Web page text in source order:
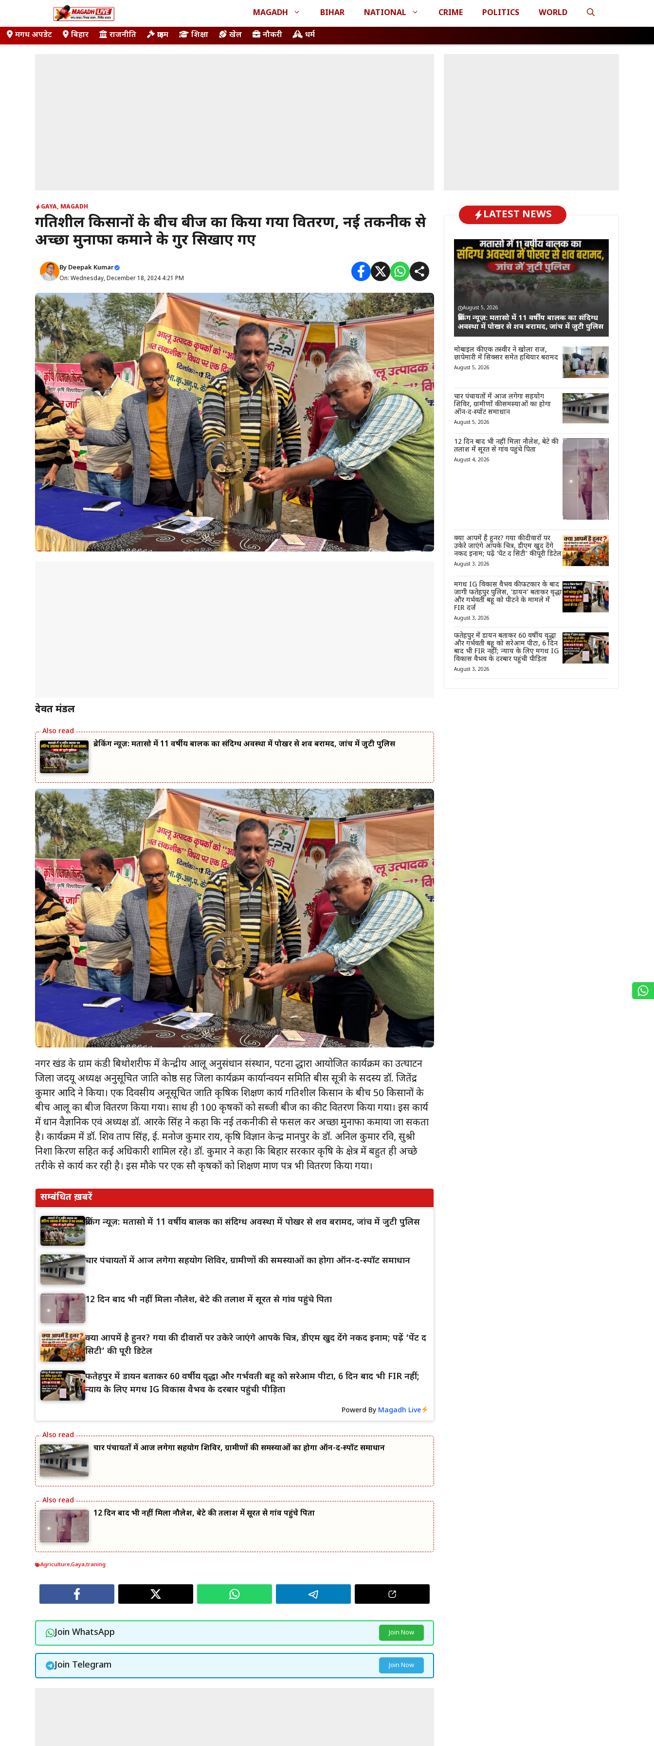
content
MAGADH BIHAR NATIONAL CRIME POLITICS WORLD
मगध अपडेट बिहार राजनीति क्राइम शिक्षा खेल नौकरी धर्म
GAYA, MAGADH
प्रगतिशील किसानों के बीच बीज का किया गया वितरण, नई तकनीक से
अच्छा मुनाफा कमाने के गुर सिखाए गए
By Deepak Kumar
On: Wednesday, December 18, 2024 4:21 PM
देवब्रत मंडल
ब्रेकिंग न्यूज़: मतासो में 11 वर्षीय बालक का संदिग्ध अवस्था में पोखर से शव बरामद, जांच में जुटी पुलिस
नगर प्रखंड के ग्राम कंडी बिथोशरीफ में केन्द्रीय आलू अनुसंधान संस्थान, पटना द्धारा आयोजित कार्यक्रम का उत्घाटन
जिला जदयू अध्यक्ष अनुसूचित जाति प्रकोष्ठ सह जिला कार्यक्रम कार्यान्वयन समिति बीस सूत्री के सदस्य डॉ. जितेंद्र
कुमार आदि ने किया। एक दिवसीय अनूसूचित जाति कृषिक प्रशिक्षण कार्य प्रगतिशील किसान के बीच 50 किसानों के
बीच आलू का बीज वितरण किया गया। साथ ही 100 कृषकों को सब्जी बीज का कीट वितरण किया गया। इस कार्य
में प्रधान वैज्ञानिक एवं अध्यक्ष डॉ. आरके सिंह ने कहा कि नई तकनीकी से फसल कर अच्छा मुनाफा कमाया जा सकता
है। कार्यक्रम में डॉ. शिव प्रताप सिंह, ई. मनोज कुमार राय, कृषि विज्ञान केन्द्र मानपुर के डॉ. अनिल कुमार रवि, सुश्री
निशा किरण सहित कई अधिकारी शामिल रहे। डॉ. कुमार ने कहा कि बिहार सरकार कृषि के क्षेत्र में बहुत ही अच्छे
तरीके से कार्य कर रही है। इस मौके पर एक सौ कृषकों को प्रशिक्षण प्रमाण पत्र भी वितरण किया गया।
सम्बंधित ख़बरें
ब्रेकिंग न्यूज़: मतासो में 11 वर्षीय बालक का संदिग्ध अवस्था में पोखर से शव बरामद, जांच में जुटी पुलिस
चार पंचायतों में आज लगेगा सहयोग शिविर, ग्रामीणों की समस्याओं का होगा ऑन-द-स्पॉट समाधान
12 दिन बाद भी नहीं मिला नौलेश, बेटे की तलाश में सूरत से गांव पहुंचे पिता
क्या आपमें है हुनर? गया की दीवारों पर उकेरे जाएंगे आपके चित्र, डीएम खुद देंगे नकद इनाम; पढ़ें ‘पेंट द
सिटी’ की पूरी डिटेल
फतेहपुर में डायन बताकर 60 वर्षीय वृद्धा और गर्भवती बहू को सरेआम पीटा, 6 दिन बाद भी FIR नहीं;
न्याय के लिए मगध IG विकास वैभव के दरबार पहुंची पीड़िता
Powerd By Magadh Live
चार पंचायतों में आज लगेगा सहयोग शिविर, ग्रामीणों की समस्याओं का होगा ऑन-द-स्पॉट समाधान
12 दिन बाद भी नहीं मिला नौलेश, बेटे की तलाश में सूरत से गांव पहुंचे पिता
Agriculture,Gaya,traning
Join WhatsApp Join Now
Join Telegram Join Now
LATEST NEWS
August 5, 2026
ब्रेकिंग न्यूज़: मतासो में 11 वर्षीय बालक का संदिग्ध
अवस्था में पोखर से शव बरामद, जांच में जुटी पुलिस
मोबाइल की एक तस्वीर ने खोला राज,
छापेमारी में सिक्सर समेत हथियार बरामद
August 5, 2026
चार पंचायतों में आज लगेगा सहयोग
शिविर, ग्रामीणों की समस्याओं का होगा
ऑन-द-स्पॉट समाधान
August 5, 2026
12 दिन बाद भी नहीं मिला नौलेश, बेटे की
तलाश में सूरत से गांव पहुंचे पिता
August 4, 2026
क्या आपमें है हुनर? गया की दीवारों पर
उकेरे जाएंगे आपके चित्र, डीएम खुद देंगे
नकद इनाम; पढ़ें ‘पेंट द सिटी’ की पूरी डिटेल
August 3, 2026
मगध IG विकास वैभव की फटकार के बाद
जागी फतेहपुर पुलिस, ‘डायन’ बताकर वृद्धा
और गर्भवती बहू को पीटने के मामले में
FIR दर्ज
August 3, 2026
फतेहपुर में डायन बताकर 60 वर्षीय वृद्धा
और गर्भवती बहू को सरेआम पीटा, 6 दिन
बाद भी FIR नहीं; न्याय के लिए मगध IG
विकास वैभव के दरबार पहुंची पीड़िता
August 3, 2026